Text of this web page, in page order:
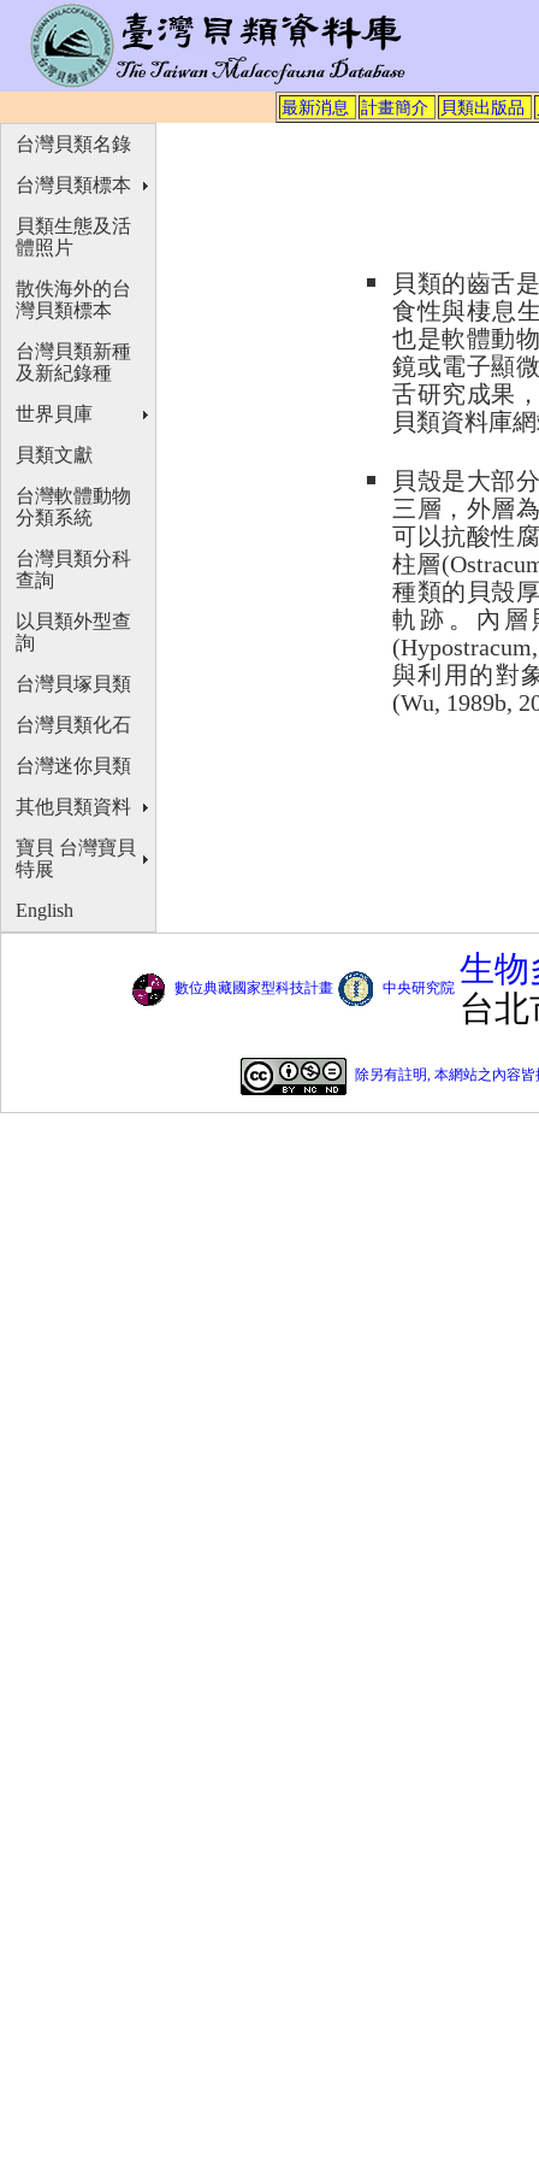
最新消息 計畫簡介 貝類出版品
貝類的齒舌
食性與棲息
也是軟體動
鏡或電子顯
舌研究成果
貝類資料庫
貝殼是大部
三層，外層
可以抗酸性
柱層
種類的貝殼
軌跡。內層
與利用的對
(Wu, 1989b,
台灣貝類名錄
台灣貝類標本
貝類生態及活
體照片
散佚海外的台
灣貝類標本
台灣貝類新種
及新紀錄種
世界貝庫
貝類文獻
台灣軟體動物
分類系統
台灣貝類分科
查詢
以貝類外型查
詢
台灣貝塚貝類
台灣貝類化石
台灣迷你貝類
其他貝類資料
寶貝 台灣寶貝
特展
English
數位典藏國家型科技計畫 中央研究院 生物
台北
除另有註明, 本網站之內容